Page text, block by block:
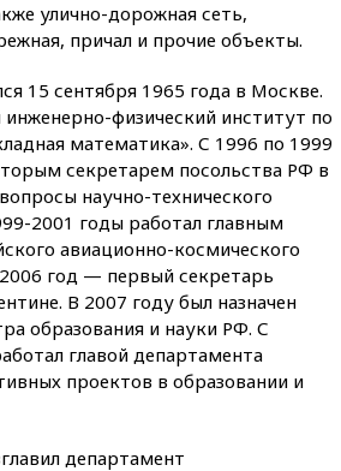
улично-дорожная сеть,
причал и прочие объекты.
15 сентября 1965 года в Москве.
физический институт по
математика». С 1996 по 1999
секретарем посольства РФ в
научно-технического
2001 годы работал главным
авиационно-космического
год — первый секретарь
В 2007 году был назначен
образования и науки РФ. С
главой департамента
проектов в образовании и
департамент